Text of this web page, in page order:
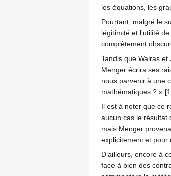
les équations, les
Pourtant, malgré le
légitimité et l’utilité
complètement
Tandis que Walras
Menger écrira ses
nous parvenir à une
mathématiques ? »
Il est à noter que ce
aucun cas le résultat
mais Menger
explicitement et pour
D’ailleurs, encore à
face à bien des